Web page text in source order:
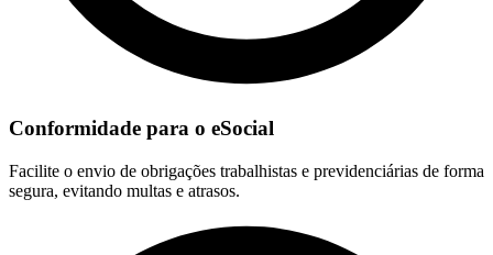
Conformidade para o eSocial
Facilite o envio de obrigações trabalhistas e previdenciárias de forma
segura, evitando multas e atrasos.